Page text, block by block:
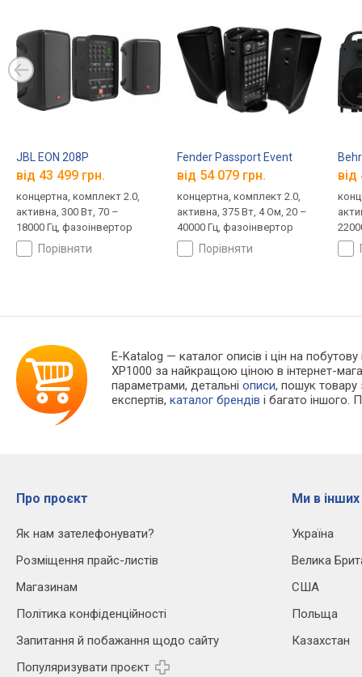
JBL EON 208P
від 43 499 грн.
концертна, комплект 2.0,
активна, 300 Вт, 70 –
18000 Гц, фазоінвертор
порівняти
Fender Passport Event
від 54 079 грн.
концертна, комплект 2.0,
активна, 375 Вт, 4 Ом, 20 –
40000 Гц, фазоінвертор
порівняти
від
E-Katalog — каталог описів і цін на
XP1000 за найкращою ціною в інтернет-
параметрами, детальніописи, пошук
експертів,каталог брендів і багато іншого.
Про проєкт
Як нам зателефонувати?
Розміщення прайс-листів
Магазинам
Політика конфіденційності
Запитання й побажання щодо сайту
Популяризувати проєкт
Ми в інших
Україна
Велика
США
Польща
Казахстан